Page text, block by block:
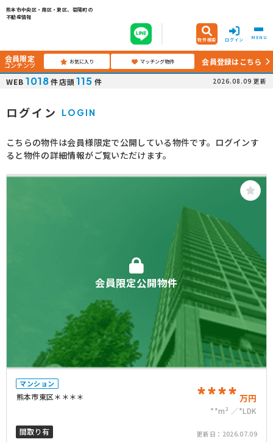
熊本市中央区・南区・東区、菊陽町の
不動産情報
物件検索 ログイン MENU
会員限定
コンテンツ お気に入り マッチング物件
会員登録はこちら
WEB 1018 件店頭115 件 2026.08.09 更新
ログイン LOGIN
こちらの物件は会員様限定で公開している物件です。ログインす
ると物件の詳細情報がご覧いただけます。
会員限定公開物件
マンション
熊本市東区＊＊＊＊ **** 万円
**m²
*LDK
間取り有
更新日： 2026.07.09